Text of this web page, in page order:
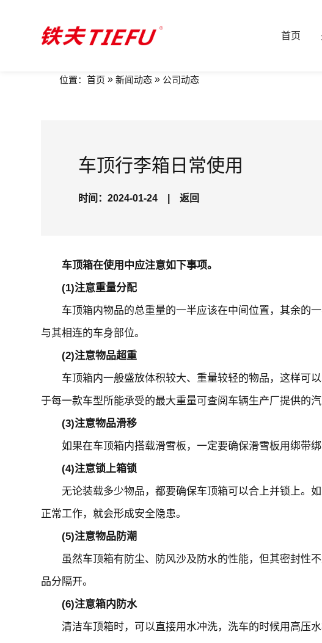
首页
位置：首页 »新闻动态 » 公司动态
车顶行李箱日常使用
时间：2024-01-24| 返回
车顶箱在使用中应注意如下事项。
(1)注意重量分配
车顶箱内物品的总重量的一半应该在中间位置，其余的一
与其相连的车身部位。
(2)注意物品超重
车顶箱内一般盛放体积较大、重量较轻的物品，这样可以
于每一款车型所能承受的最大重量可查阅车辆生产厂提供的汽
(3)注意物品滑移
如果在车顶箱内搭载滑雪板，一定要确保滑雪板用绑带绑
(4)注意锁上箱锁
无论装载多少物品，都要确保车顶箱可以合上并锁上。如
正常工作，就会形成安全隐患。
(5)注意物品防潮
虽然车顶箱有防尘、防风沙及防水的性能，但其密封性不
品分隔开。
(6)注意箱内防水
清洁车顶箱时，可以直接用水冲洗，洗车的时候用高压水